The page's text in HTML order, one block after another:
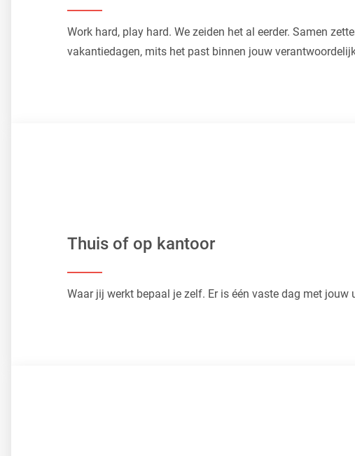
Work hard, play hard. We zeiden het al eerder. Samen
vakantiedagen, mits het past binnen jouw
Thuis of op kantoor
Waar jij werkt bepaal je zelf. Er is één vaste dag met